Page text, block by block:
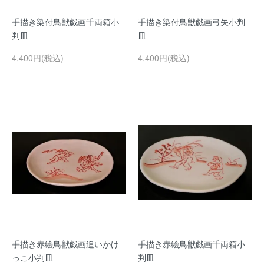
手描き染付鳥獣戯画千両箱小
判皿
4,400円(税込)
手描き染付鳥獣戯画弓矢小判
皿
4,400円(税込)
手描き赤絵鳥獣戯画追いかけ
っこ小判皿
手描き赤絵鳥獣戯画千両箱小
判皿